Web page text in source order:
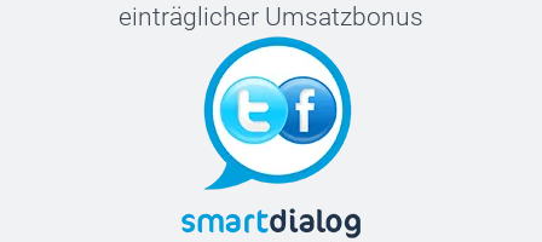
einträglicher Umsatzbonus